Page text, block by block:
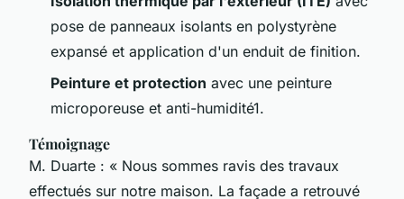
pose de panneaux isolants en polystyrène
expansé et application d'un enduit de finition.
Peinture et protection avec une peinture
microporeuse et anti-humidité1.
Témoignage
M. Duarte : « Nous sommes ravis des travaux
effectués sur notre maison. La façade a retrouvé